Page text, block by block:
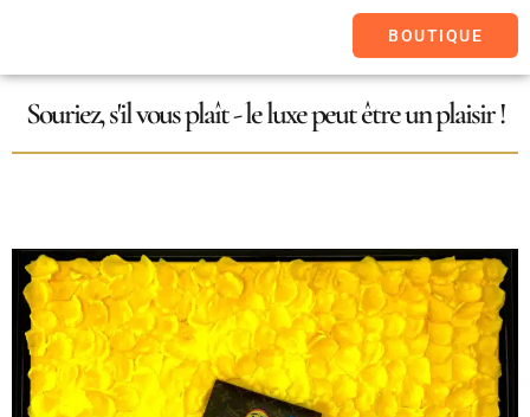
BOUTIQUE
Souriez, s'il vous plaît - le luxe peut être un plaisir !